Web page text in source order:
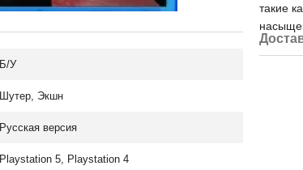
Б/У
Шутер, Экшн
Русская версия
Playstation 5, Playstation 4
такие